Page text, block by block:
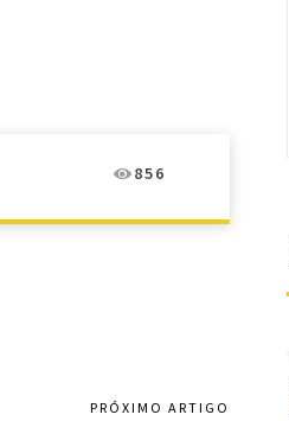
856
PRÓXIMO ARTIGO